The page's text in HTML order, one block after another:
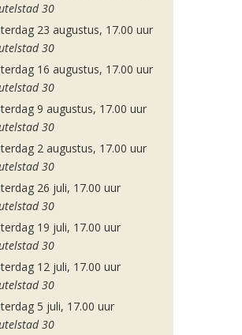
30
23 augustus, 17.00 uur
30
16 augustus, 17.00 uur
30
9 augustus, 17.00 uur
30
2 augustus, 17.00 uur
30
26 juli, 17.00 uur
30
19 juli, 17.00 uur
30
12 juli, 17.00 uur
30
5 juli, 17.00 uur
30